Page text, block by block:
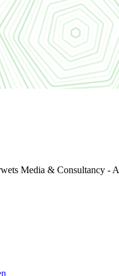
Media & Consultancy -